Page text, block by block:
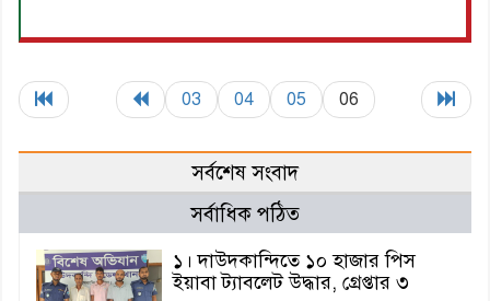
03 04 05 06
সর্বশেষ সংবাদ
সর্বাধিক পঠিত
১। দাউদকান্দিতে ১০ হাজার পিস
ইয়াবা ট্যাবলেট উদ্ধার, গ্রেপ্তার ৩